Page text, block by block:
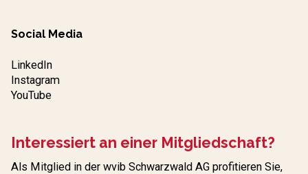
Social Media
LinkedIn
Instagram
YouTube
Interessiert an einer Mitgliedschaft?
Als Mitglied in der wvib Schwarzwald AG profitieren Sie,